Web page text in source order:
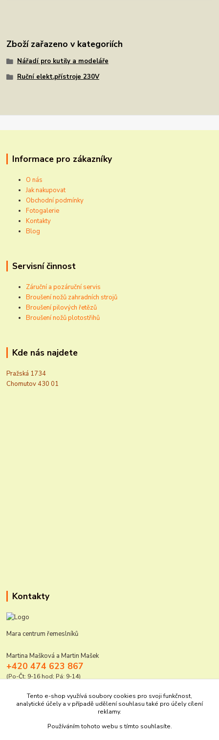
Zboží zařazeno v kategoriích
Nářadí pro kutily a modeláře
Ruční elekt.přístroje 230V
Informace pro zákazníky
O nás
Jak nakupovat
Obchodní podmínky
Fotogalerie
Kontakty
Blog
Servisní činnost
Záruční a pozáruční servis
Broušení nožů zahradních strojů
Broušení pilových řetězů
Broušení nožů plotostřihů
Kde nás najdete
Pražská 1734
Chomutov 430 01
Kontakty
Mara centrum řemeslníků
Martina Mašková a Martin Mašek
+420 474 623 867
(Po-Čt: 9-16 hod; Pá: 9-14)
mara@elektro-naradi.cz
Tento e-shop využívá soubory cookies pro svoji funkčnost,
analytické účely a v případě udělení souhlasu také pro účely cílení
reklamy.
Používáním tohoto webu s tímto souhlasíte.